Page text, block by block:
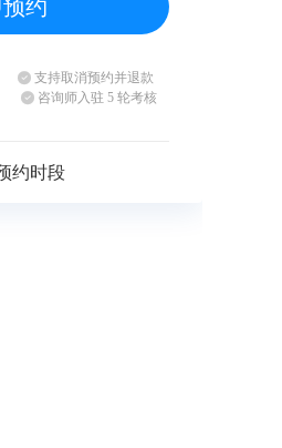
约
支持取消预约并退款
咨询师入驻 5 轮考核
约时段